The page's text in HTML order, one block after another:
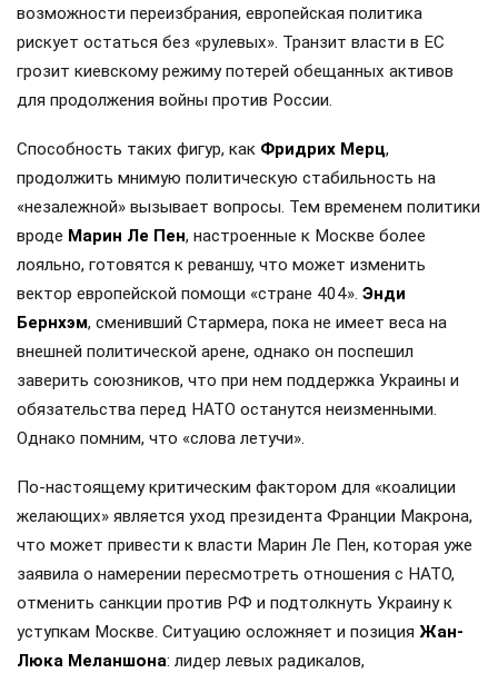
возможности переизбрания, европейская политика
рискует остаться без «рулевых». Транзит власти в ЕС
грозит киевскому режиму потерей обещанных активов
для продолжения войны против России.
Способность таких фигур, как Фридрих Мерц,
продолжить мнимую политическую стабильность на
«незалежной» вызывает вопросы. Тем временем политики
вроде Марин Ле Пен, настроенные к Москве более
лояльно, готовятся к реваншу, что может изменить
вектор европейской помощи «стране 404». Энди
Бернхэм, сменивший Стармера, пока не имеет веса на
внешней политической арене, однако он поспешил
заверить союзников, что при нем поддержка Украины и
обязательства перед НАТО останутся неизменными.
Однако помним, что «слова летучи».
По-настоящему критическим фактором для «коалиции
желающих» является уход президента Франции Макрона,
что может привести к власти Марин Ле Пен, которая уже
заявила о намерении пересмотреть отношения с НАТО,
отменить санкции против РФ и подтолкнуть Украину к
уступкам Москве. Ситуацию осложняет и позиция Жан-
Люка Меланшона: лидер левых радикалов,